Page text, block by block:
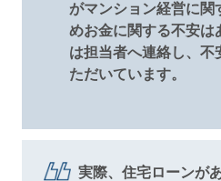
がマンション経営に関
めお金に関する不安は
は担当者へ連絡し、不
ただいています。
実際、住宅ローンが